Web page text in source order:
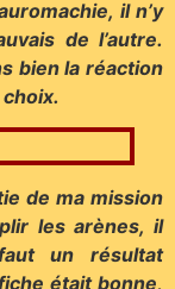
il n’y
de l’autre.
bien la réaction
de ma mission
les arènes, il
un résultat
était bonne,